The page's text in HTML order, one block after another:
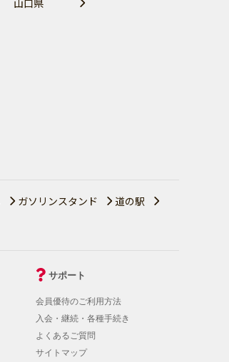
ガソリンスタンド
道の駅
サポート
会員優待のご利用方法
入会・継続・各種手続き
よくあるご質問
サイトマップ